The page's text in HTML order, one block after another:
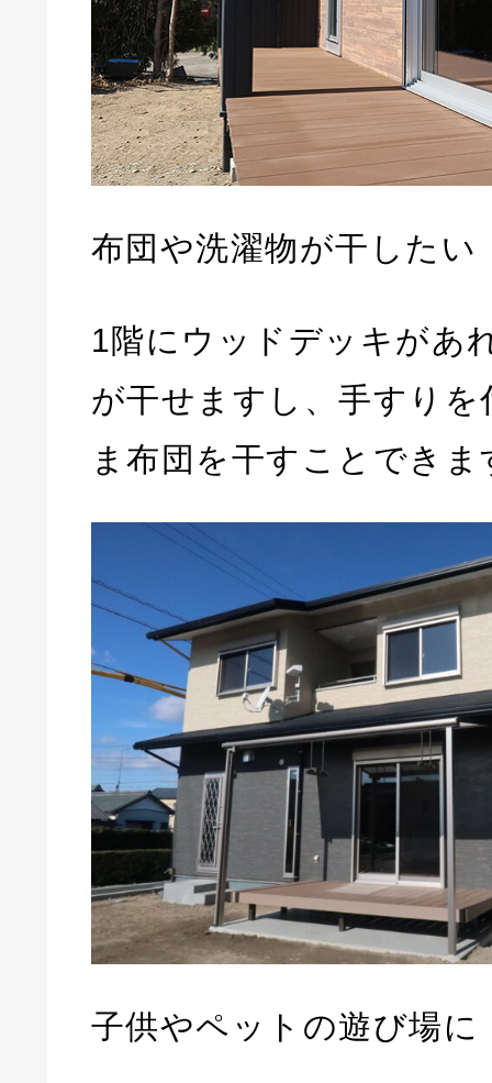
布団や洗濯物が干したい
1階にウッドデッキがあ
が干せますし、手すり
ま布団を干すことできま
子供やペットの遊び場に